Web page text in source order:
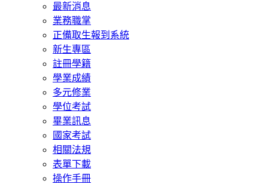
最新消息
業務職掌
正備取生報到系統
新生專區
註冊學籍
學業成績
多元修業
學位考試
畢業訊息
國家考試
相關法規
表單下載
操作手冊